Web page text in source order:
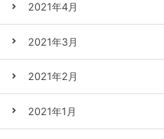
2021年4月
2021年3月
2021年2月
2021年1月